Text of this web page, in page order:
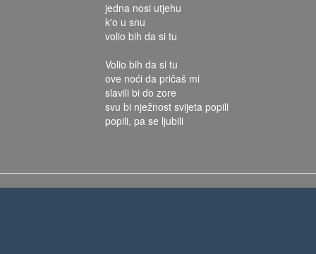
jedna nosi utjehu
k'o u snu
volio bih da si tu
Volio bih da si tu
ove noći da pričaš mi
slavili bi do zore
svu bi nježnost svijeta popili
popili, pa se ljubili